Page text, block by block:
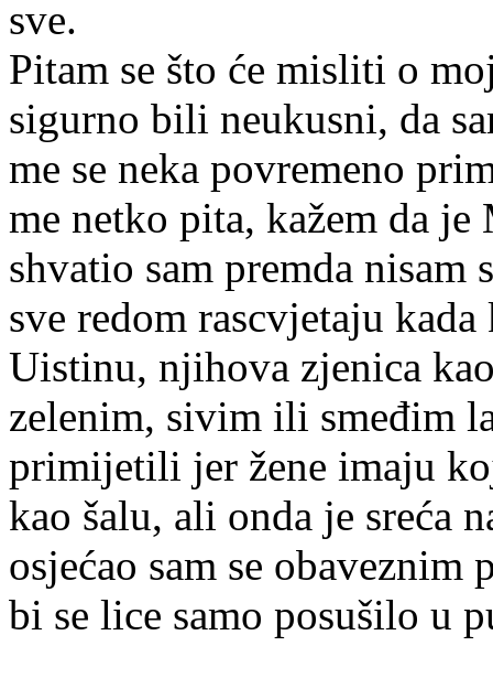
Pitam se što će misliti o
sigurno bili neukusni, da
me se neka povremeno
me netko pita, kažem da
shvatio sam premda nisam
sve redom rascvjetaju
Uistinu, njihova zjenica
zelenim, sivim ili smeđim
primijetili jer žene imaju
kao šalu, ali onda je sreća
osjećao sam se
bi se lice samo